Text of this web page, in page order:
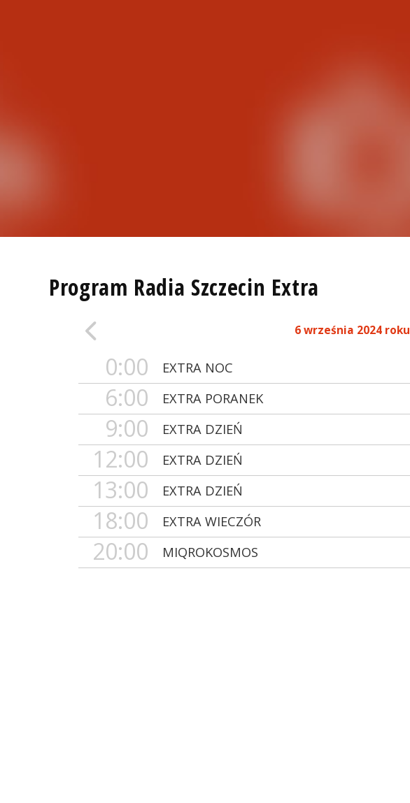
Program Radia Szczecin Extra
6 września 2024 roku
0:00 EXTRA NOC
6:00 EXTRA PORANEK
9:00 EXTRA DZIEŃ
12:00 EXTRA DZIEŃ
13:00 EXTRA DZIEŃ
18:00 EXTRA WIECZÓR
20:00 MIQROKOSMOS